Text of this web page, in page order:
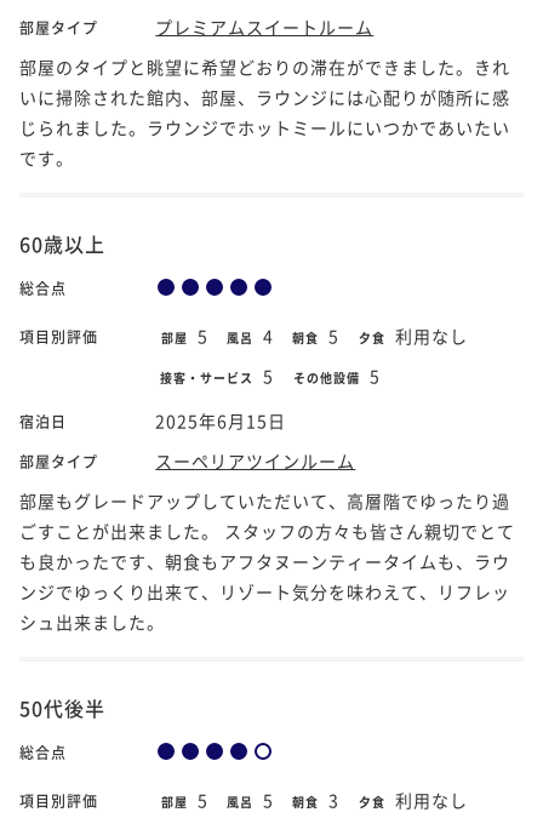
部屋タイプ
プレミアムスイートルーム
部屋のタイプと眺望に希望どおりの滞在ができました。きれ
いに掃除された館内、部屋、ラウンジには心配りが随所に感
じられました。ラウンジでホットミールにいつかであいたい
です。
60歳以上
総合点
項目別評価 部屋 5 風呂 4 朝食 5 夕食 利用なし
接客・サービス 5 その他設備 5
宿泊日 2025年6月15日
部屋タイプ
スーペリアツインルーム
部屋もグレードアップしていただいて、高層階でゆったり過
ごすことが出来ました。 スタッフの方々も皆さん親切でとて
も良かったです、朝食もアフタヌーンティータイムも、ラウ
ンジでゆっくり出来て、リゾート気分を味わえて、リフレッ
シュ出来ました。
50代後半
総合点
項目別評価 部屋 5 風呂 5 朝食 3 夕食 利用なし